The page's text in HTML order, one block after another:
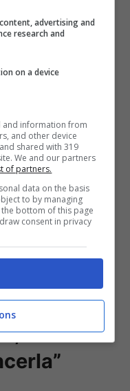
Toffanin,
Verissimo
ho
advertising and
research and
on a device
and information from
and other device
shared with 319
We and our partners
of partners.
data on the basis
to by managing
bottom of this page
consent in privacy